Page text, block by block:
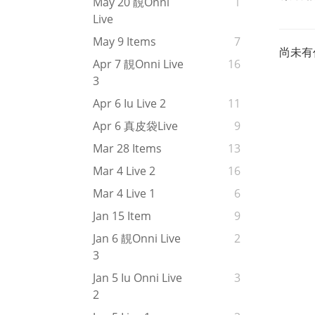
Live
May 9 Items
7
Apr 7 靚onni Live
3
16
Apr 6 Iu Live 2
11
Apr 6 真皮袋live
9
Mar 28 Items
13
Mar 4 Live 2
16
Mar 4 Live 1
6
Jan 15 Item
9
Jan 6 靚onni Live
3
2
Jan 5 Iu Onni Live
2
3
尚未